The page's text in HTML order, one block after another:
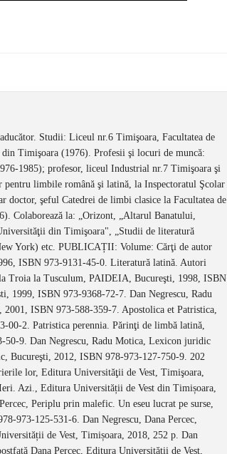
Studii: Liceul nr.6 Timişoara, Facultatea de
Timişoara (1976). Profesii şi locuri de muncă:
1985); profesor, liceul Industrial nr.7 Timişoara şi
limbile română şi latină, la Inspectoratul Şcolar
doctor, şeful Catedrei de limbi clasice la Facultatea de
Colaborează la: „Orizont, „Altarul Banatului,
din Timişoara", „Studii de literatură
York) etc. PUBLICAȚII: Volume: Cărţi de autor
ISBN 973-9131-45-0. Literatură latină. Autori
Troia la Tusculum, PAIDEIA, Bucureşti, 1998, ISBN
1999, ISBN 973-9368-72-7. Dan Negrescu, Radu
ISBN 973-588-359-7. Apostolica et Patristica,
00-2. Patristica perennia. Părinţi de limbă latină,
9. Dan Negrescu, Radu Motica, Lexicon juridic
Bucureşti, 2012, ISBN 978-973-127-750-9. 202
lor, Editura Universităţii de Vest, Timişoara,
Azi., Editura Universității de Vest din Timișoara,
Periplu prin malefic. Un eseu lucrat pe surse,
973-125-531-6. Dan Negrescu, Dana Percec,
de Vest, Timișoara, 2018, 252 p. Dan
Dana Percec, Editura Universității de Vest,